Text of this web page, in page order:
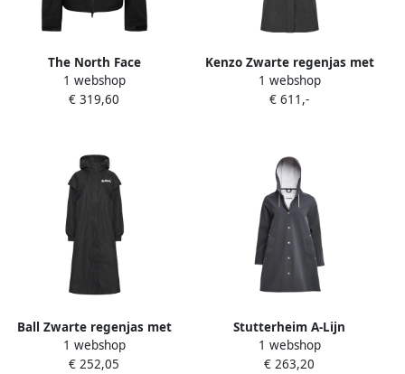
The North Face
Lichtgewicht opvouwbare
regenjas Black Dames
1 webshop
€ 319,60
Kenzo Zwarte regenjas met
hoge hals Black Dames
1 webshop
€ 611,-
Ball Zwarte regenjas met
capuchon en zakken Black
Dames
1 webshop
€ 252,05
Stutterheim A-Lijn
Waterdichte Regenjas voor
Vrouwen Black Dames
1 webshop
€ 263,20